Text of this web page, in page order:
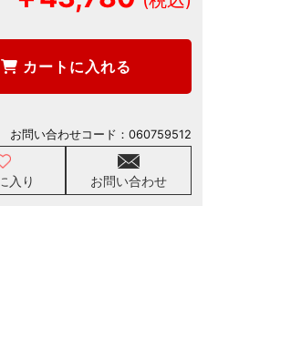
カートに入れる
入り お問い合わせ
お問い合わせコード： 060759512